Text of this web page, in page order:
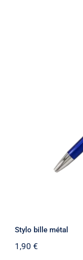
Stylo bille métal
1,90 €